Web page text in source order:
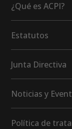
¿Qué es ACPI?
Estatutos
Junta Directiva
Noticias y
Política de